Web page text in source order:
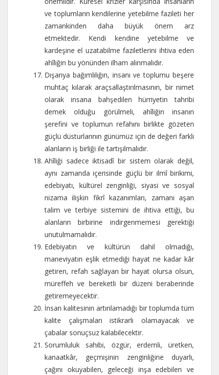
ve toplumların kendilerine yetebilme fazileti her
zamankinden daha büyük önem arz
etmektedir. Kendi kendine yetebilme ve
kardeşine el uzatabilme faziletlerini ihtiva eden
ahîliğin bu yönünden ilham alınmalıdır.
Dışarıya bağımlılığın, insanı ve toplumu beşere
muhtaç kılarak araçsallaştırılmasının, bir nimet
olarak insana bahşedilen hürriyetin tahribi
demek olduğu görülmeli, ahîliğin insanın
şerefini ve toplumun refahını birlikte gözeten
güçlü düsturlarının günümüz için de değeri farklı
alanların iş birliği ile tartışılmalıdır.
Ahîliği sadece iktisadî bir sistem olarak değil,
aynı zamanda içerisinde güçlü bir ilmî birikimi,
edebiyatı, kültürel zenginliği, siyasi ve sosyal
nizama ilişkin fikrî kazanımları, zamanı aşan
talim ve terbiye sistemini de ihtiva ettiği, bu
alanların birbirine indirgenmemesi gerektiği
unutulmamalıdır.
Edebiyatın ve kültürün dahil olmadığı,
maneviyatın eşlik etmediği hayat ne kadar kâr
getiren, refah sağlayan bir hayat olursa olsun,
müreffeh ve bereketli bir düzeni beraberinde
getiremeyecektir.
İnsan kalitesinin artırılamadığı bir toplumda tüm
kalite çalışmaları istikrarlı olamayacak ve
çabalar sonuçsuz kalabilecektir.
Sorumluluk sahibi, özgür, erdemli, üretken,
kanaatkâr, geçmişinin zenginliğine duyarlı,
çağını okuyabilen, geleceği inşa edebilen ve